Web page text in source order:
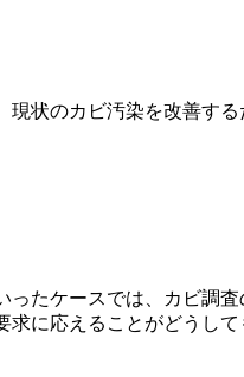
状のカビ汚染を改善す
たケースでは、カビ調
に応えることがどうし